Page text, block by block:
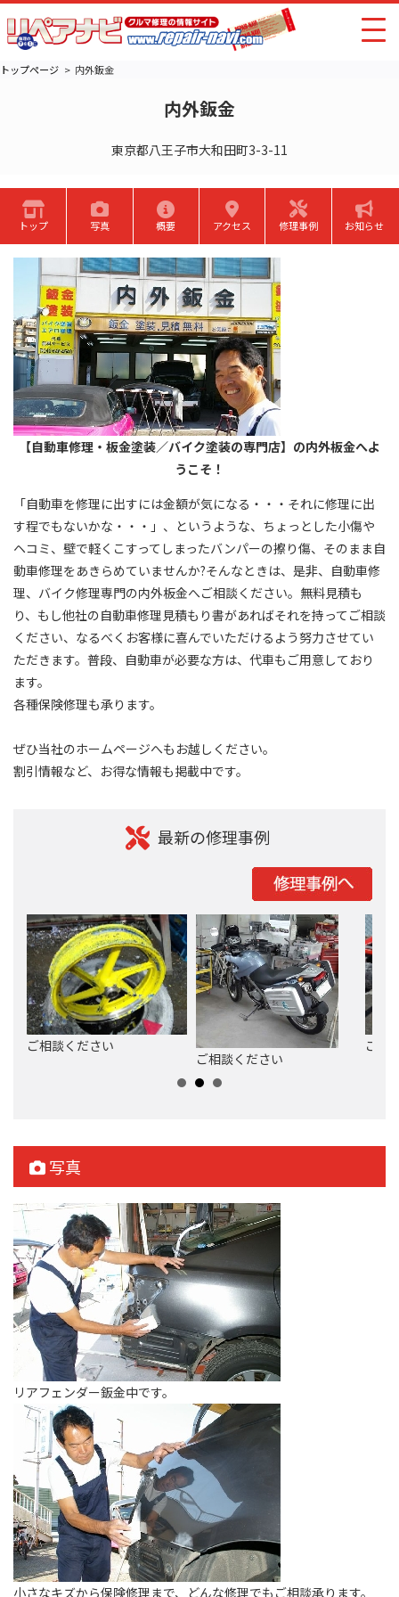
トップページ 内外鈑金
内外鈑金
東京都八王子市大和田町3-3-11
トップ 写真 概要 アクセス 修理事例 お知らせ
【自動車修理・板金塗装／バイク塗装の専門店】の内外板金へよ
うこそ！
「自動車を修理に出すには金額が気になる・・・それに修理に出
す程でもないかな・・・」、というような、ちょっとした小傷や
ヘコミ、壁で軽くこすってしまったバンパーの擦り傷、そのまま自
動車修理をあきらめていませんか?そんなときは、是非、自動車修
理、バイク修理専門の内外板金へご相談ください。無料見積も
り、もし他社の自動車修理見積もり書があればそれを持ってご相談
ください、なるべくお客様に喜んでいただけるよう努力させてい
ただきます。普段、自動車が必要な方は、代車もご用意しており
ます。
各種保険修理も承ります。
ぜひ当社のホームページへもお越しください。
割引情報など、お得な情報も掲載中です。
最新の修理事例
ご相談ください
ご相談ください
ご相
写真
リアフェンダー鈑金中です。
小さなキズから保険修理まで、どんな修理でもご相談承ります。